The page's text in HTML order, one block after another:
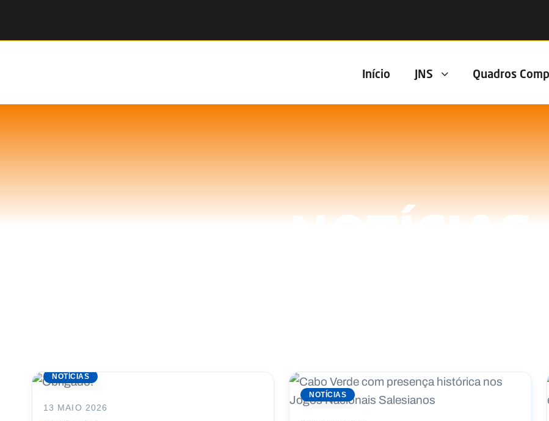
Início JNS Quadros
NOTÍCIAS
NOTÍCIAS
13 MAIO 2026
NOTÍCIAS